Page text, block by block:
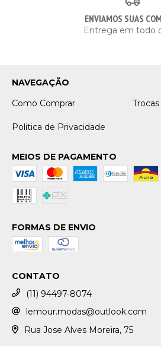
ENVIAMOS SUAS
Entrega em todo
NAVEGAÇÃO
Como Comprar
Politica de Privacidade
MEIOS DE PAGAMENTO
FORMAS DE ENVIO
CONTATO
(11) 94497-8074
lemour.modas@outlook.com
Rua Jose Alves Moreira, 75